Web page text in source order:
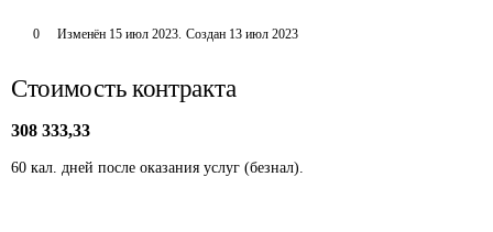
0 Изменён 15 июл 2023. Создан 13 июл 2023
Стоимость контракта
308 333,33
60 кал. дней после оказания услуг (безнал).